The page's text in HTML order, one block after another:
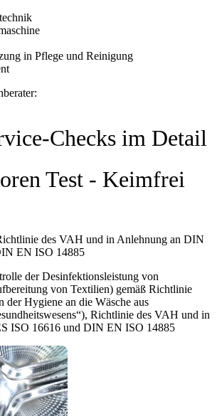
in Pflege und Reinigung
Checks im Detail
Test - Keimfrei
des VAH und in Anlehnung an DIN
EN ISO 14885
der Desinfektionsleistung von
von Textilien) gemäß Richtlinie
Hygiene an die Wäsche aus
Richtlinie des VAH und in
ISO 16616 und DIN EN ISO 14885